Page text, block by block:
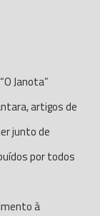
Janota”
artigos de
junto de
por todos
à